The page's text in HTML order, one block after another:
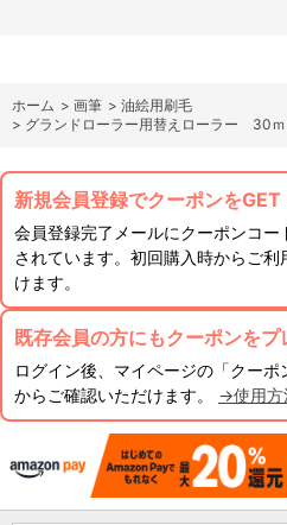
ホーム > 画筆 > 油絵用刷毛
> グランドローラー用替えローラー 30
新規会員登録でクーポンをGET
会員登録完了メールにクーポンコー
されています。初回購入時からご利
けます。
既存会員の方にもクーポンをプ
ログイン後、マイページの「クーポ
からご確認いただけます。 →使用方